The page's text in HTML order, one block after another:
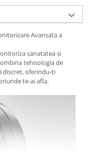
Avansata a
sanatatea si
tehnologia de
discret, oferindu-ti
te-ai afla.